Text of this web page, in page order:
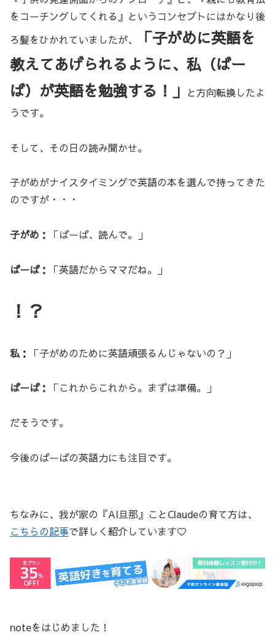
をコーチングしてくれる』というコンセプトにはかなり後
ろ髪をひかれていましたが、
「子がめに英語を
教えてあげられるように、私（ばー
ば）が英語を勉強する！」 と方向転換したよ
うです。
そして、その日の読み聞かせ。
子がめがナイスタイミングで英語の本を選んで持ってきた
のですが・・・
子がめ： 「ばーば、読んで。」
ばーば： 「英語だからママだね。」
！？
私： 「子がめのために英語頑張るんじゃないの？」
ばーば： 「これからこれから。まずは準備。」
だそうです。
今後のばーばの英語力にも注目です。
ちなみに、我が家の『AI旦那』ことClaudeの育て方は、
こちらの記事で詳しく紹介しています♡
noteをはじめました！